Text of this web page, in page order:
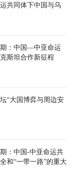
共同体下中国与乌
：中国—中亚命运
斯坦合作新征程
“大国博弈与周边安
：中国-中亚命运共
和“一带一路”的重大